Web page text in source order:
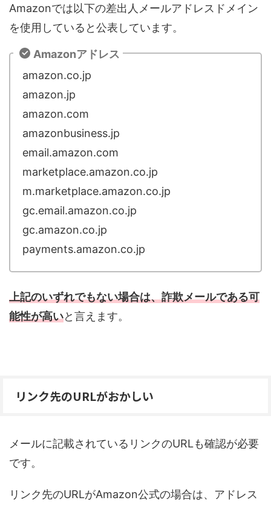
Amazonでは以下の差出人メールアドレスドメイン
を使用していると公表しています。
Amazonアドレス
amazon.co.jp
amazon.jp
amazon.com
amazonbusiness.jp
email.amazon.com
marketplace.amazon.co.jp
m.marketplace.amazon.co.jp
gc.email.amazon.co.jp
gc.amazon.co.jp
payments.amazon.co.jp
上記のいずれでもない場合は、詐欺メールである可
能性が高いと言えます。
リンク先のURLがおかしい
メールに記載されているリンクのURLも確認が必要
です。
リンク先のURLがAmazon公式の場合は、アドレス